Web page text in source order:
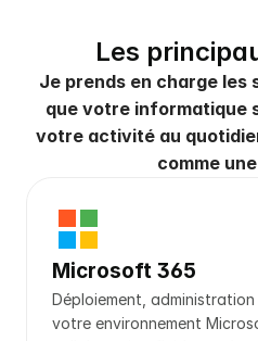
Les
Je prends en charge les
que votre informatique
votre activité au
comme
Microsoft 365
Déploiement,
votre environnement